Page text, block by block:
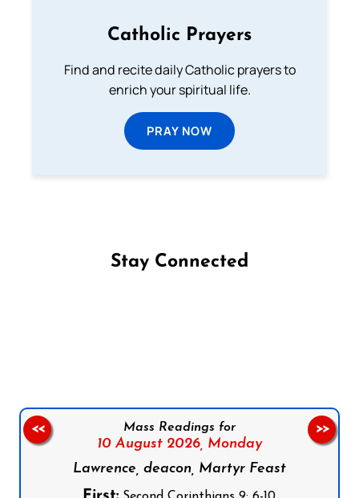
Catholic Prayers
Find and recite daily Catholic prayers to
enrich your spiritual life.
PRAY NOW
Stay Connected
Mass Readings for
10 August 2026, Monday
Lawrence, deacon, Martyr Feast
<< >>